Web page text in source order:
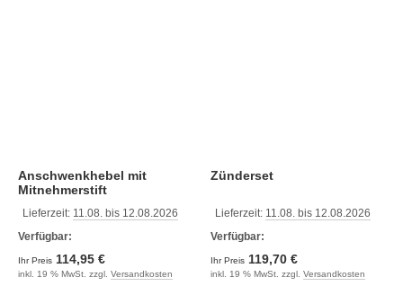
Anschwenkhebel mit
Mitnehmerstift
Lieferzeit: 11.08. bis 12.08.2026
Verfügbar:
Ihr Preis 114,95 €
inkl. 19 % MwSt. zzgl. Versandkosten
Zünderset
Lieferzeit: 11.08. bis 12.08.2026
Verfügbar:
Ihr Preis 119,70 €
inkl. 19 % MwSt. zzgl. Versandkosten